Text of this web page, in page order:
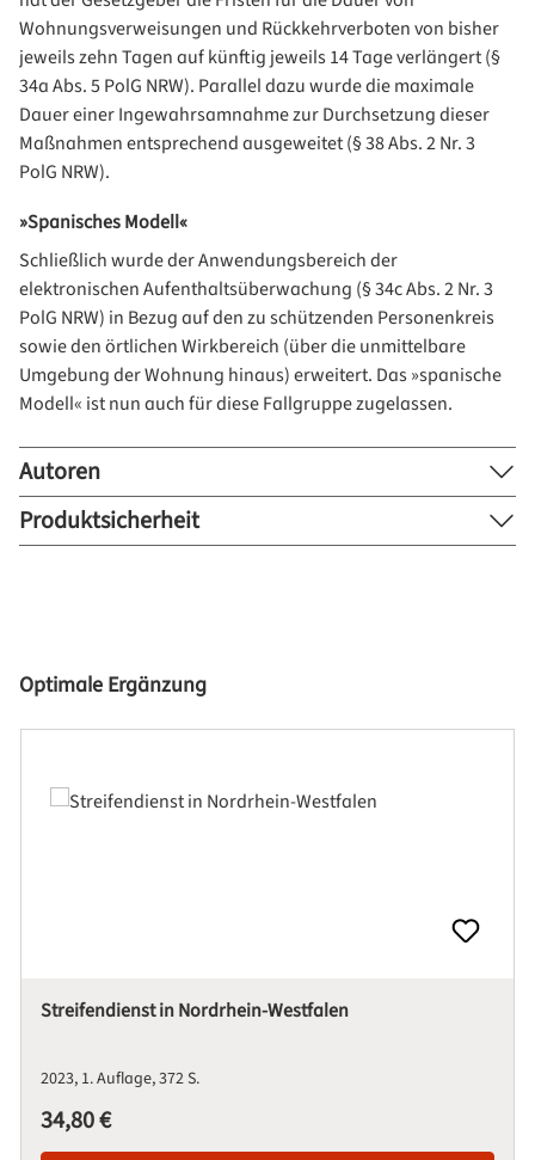
Wohnungsverweisungen und Rückkehrverboten von bisher
jeweils zehn Tagen auf künftig jeweils 14 Tage verlängert (§
34a Abs. 5 PolG NRW). Parallel dazu wurde die maximale
Dauer einer Ingewahrsamnahme zur Durchsetzung dieser
Maßnahmen entsprechend ausgeweitet (§ 38 Abs. 2 Nr. 3
PolG NRW).
»Spanisches Modell«
Schließlich wurde der Anwendungsbereich der
elektronischen Aufenthaltsüberwachung (§ 34c Abs. 2 Nr. 3
PolG NRW) in Bezug auf den zu schützenden Personenkreis
sowie den örtlichen Wirkbereich (über die unmittelbare
Umgebung der Wohnung hinaus) erweitert. Das »spanische
Modell« ist nun auch für diese Fallgruppe zugelassen.
Autoren
Produktsicherheit
Produktgalerie überspringen
Optimale Ergänzung
Streifendienst in Nordrhein-Westfalen
2023 1. Auflage372 S.
Regulärer Preis:
34,80 €